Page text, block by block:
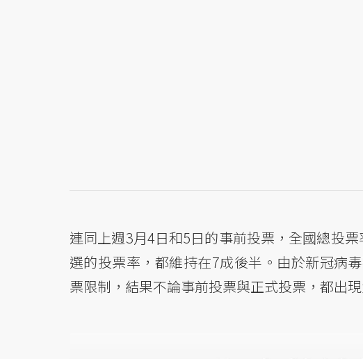
連同上週3月4日和5日的事前投票，全國總投
選的投票率，都維持在7成後半。由於新冠病
票限制，結果不論事前投票與正式投票，都出